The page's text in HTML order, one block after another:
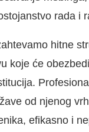
rada i
hitne
koje će
od njenog
efikasno i